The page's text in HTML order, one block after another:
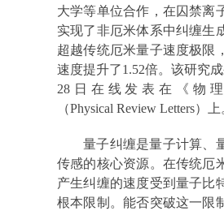
大学等单位合作，在囚禁离
实现了非厄米体系中纠缠生
超越传统厄米量子速度极限
速度提升了1.52倍。该研究成
28日在线发表在《物
（Physical Review Letters）上
量子纠缠是量子计算、
传感的核心资源。在传统厄
产生纠缠的速度受到量子比
根本限制。能否突破这一限